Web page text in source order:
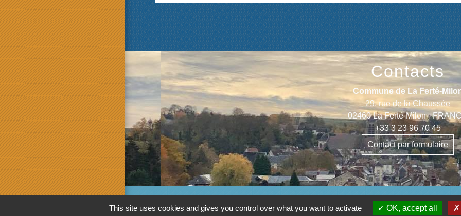
Contacts
Commune de La Ferté-
29, rue de la Chaussée
02460 La Ferté-Milon -
+33 3 23 96 70 45
Contact par formulaire
Mentions légales - Politique de confidentialité - Accessibilité -
This site uses cookies and gives you control over what you want to activate OK, accept all